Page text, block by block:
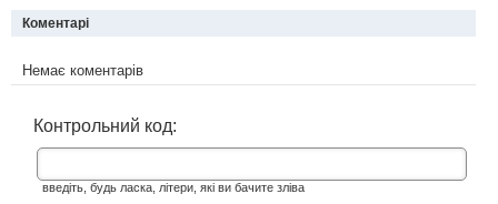
Коментарі
Немає коментарів
Контрольний код:
введіть, будь ласка, літери, які ви бачите зліва